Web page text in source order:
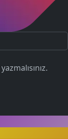
yazmalısınız.